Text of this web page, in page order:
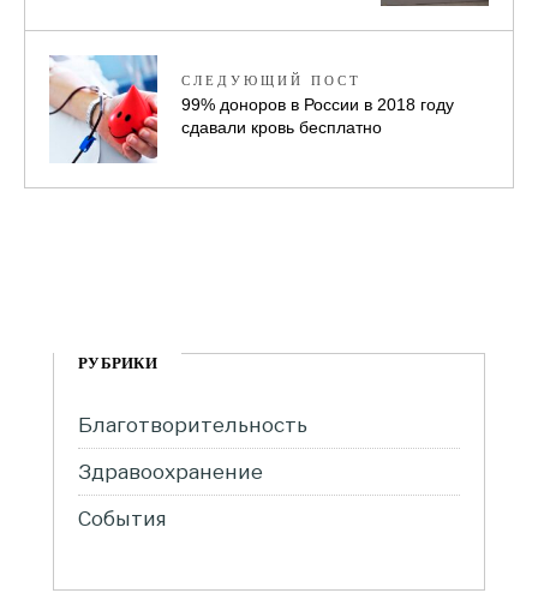
СЛЕДУЮЩИЙ ПОСТ
99% доноров в России в 2018 году
сдавали кровь бесплатно
РУБРИКИ
Благотворительность
Здравоохранение
События